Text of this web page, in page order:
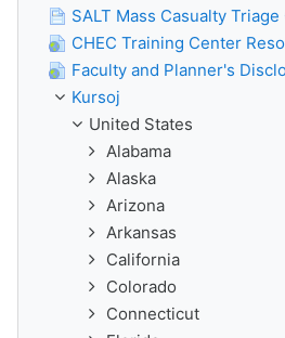
SALT Mass Casualty
CHEC Training Center
Faculty and Planner's
Kursoj
United States
Alabama
Alaska
Arizona
Arkansas
California
Colorado
Connecticut